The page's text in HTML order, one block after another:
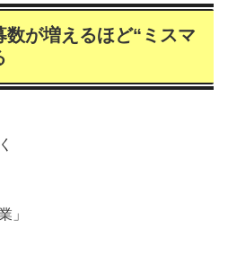
が増えるほど“ミスマ
」